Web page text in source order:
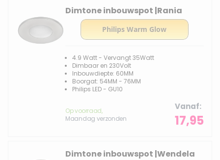
Dimtone inbouwspot |Rania
4.9 Watt - Vervangt 35Watt
Dimbaar en 230Volt
Inbouwdiepte: 60MM
Boorgat: 54MM - 76MM
Philips LED - GU10
Op voorraad,
Maandag verzonden
Vanaf
17,95
Dimtone inbouwspot |Wendela